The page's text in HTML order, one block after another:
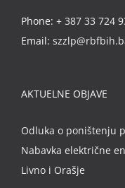
Phone: + 387 33 724
Email:
AKTUELNE OBJAVE
Odluka o poništenju
Nabavka električne
Livno i Orašje